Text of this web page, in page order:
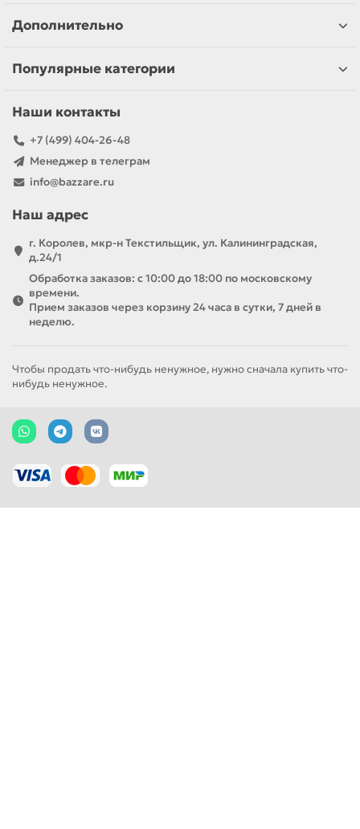
Дополнительно
Популярные категории
Наши контакты
+7 (499) 404-26-48
Менеджер в телеграм
info@bazzare.ru
Наш адрес
г. Королев, мкр-н Текстильщик, ул. Калининградская,
д.24/1
Обработка заказов: с 10:00 до 18:00 по московскому
времени.
Прием заказов через корзину 24 часа в сутки, 7 дней в
неделю.
Чтобы продать что-нибудь ненужное, нужно сначала купить что-
нибудь ненужное.